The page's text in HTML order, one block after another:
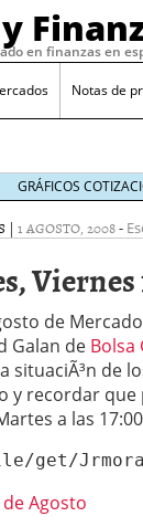
en finanzas en
Notas de
jueves 6 de
6, 2011
martes 4 de
Financieros
octubre
viernes 30 de
Los Mercados
GRÁFICOS
| 1 AGOSTO, 2008-
Viernes
de
Galan de Bolsa
situaciÃ³n de
y recordar
a las
Jrmora-
Agosto